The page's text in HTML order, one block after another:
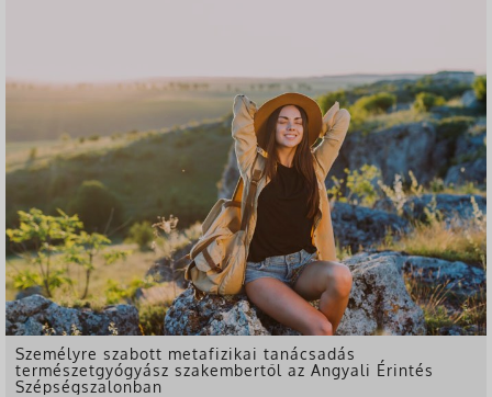
Személyre szabott metafizikai tanácsadás
természetgyógyász szakembertől az Angyali Érintés
Szépségszalonban